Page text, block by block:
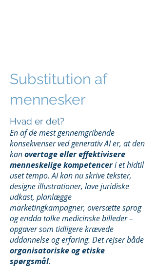
Substitution af
mennesker
Hvad er det?
En af de mest gennemgribende
konsekvenser ved generativ AI er, at den
kanovertage eller effektivisere
menneskelige kompetenceri et hidtil
uset tempo. AI kan nu skrive tekster,
designe illustrationer, lave juridiske
udkast, planlægge
marketingkampagner, oversætte sprog
og endda tolke medicinske billeder –
opgaver som tidligere krævede
uddannelse og erfaring. Det rejser både
organisatoriske og etiske
spørgsmål.